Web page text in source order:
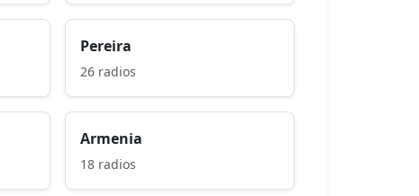
Pereira
26 radios
Armenia
18 radios